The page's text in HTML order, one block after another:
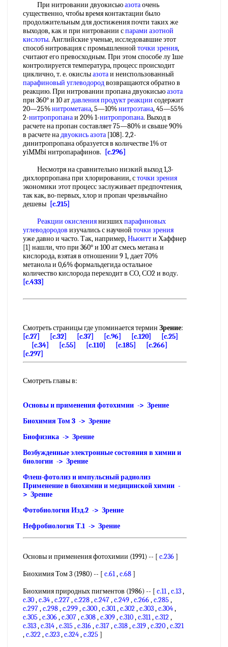
При нитровании двуокисьюазотаочень
существенно, чтобы время контактации было
продолжительным для достижения почти таких же
выходов, как и при нитровании спарами азотной
кислоты. Английские ученые, исследовавшие этот
способ нитровация с промышленной точки зрения,
считают его превосходным. При этом способе лу 1ше
контролируется температура, процесс происходит
циклично, т. е. окислыазотаи неиспользованный
парафиновый углеводородвозвращаются обратно в
реакцию. При нитровании пропана двуокисьюазота
при 360° и 10 атдавленияпродукт реакции содержит
20—25%нитрометана, 5—10%нитроэтана, 45—55%
2-нитропропанаи 20% 1-нитропропана. Выход в
расчете на пропан составляет 75—80% и свыше 90%
в расчете надвуокись азота [108]. 2,2-
динитропропана образуется в количестве 1% от
yiMMbi нитропарафинов.
[c.296]
Несмотря на сравнительно низкий выход 1,3-
дихлорпропана при хлорировании, сточки зрения
экономики этот процесс заслуживает предпочтения,
так как, во-первых, хлор и пропан чрезвычайно
дешевы [c.215]
Реакции окислениянизшихпарафиновых
углеводородов изучались с научной точки зрения
уже давно и часто. Так, например,Ньюитти Хаффнер
[1] нашли, что при 360° и 100 ат смесь метана и
кислорода, взятая в отношении 9 1, дает 70%
метанола и 0,6% формальдегида остальное
количество кислорода переходит в СО, СО2 и воду.
[c.433]
Смотреть страницы где упоминается термин Зрение:
[c.27]
[c.32] [c.37] [c.96] [c.120]
[c.25]
[c.34]
[c.55] [c.110] [c.185]
[c.266]
[c.297]
Смотреть главы в:
Основы и применения фотохимии -> Зрение
Биохимия Том 3 -> Зрение
Биофизика -> Зрение
Возбужденные электронные состояния в химии и
биологии -> Зрение
Флеш-фотолиз и импульсный радиолиз
Применение в биохимии и медицинской химии -
> Зрение
Фотобиология Изд.2 -> Зрение
Нефробиология Т.1 -> Зрение
Основы и применения фотохимии (1991) -- [ c.236]
Биохимия Том 3 (1980) -- [ c.61,c.68]
Биохимия природных пигментов (1986) -- [ c.11,c.13,
c.30,c.34,c.227,c.228,c.247,c.249,c.266,c.285 ,
c.297,c.298,c.299,c.300,c.301,c.302,c.303,c.304,
c.305 ,c.306,c.307,c.308,c.309,c.310,c.311,c.312,
c.313,c.314,c.315 ,c.316,c.317,c.318,c.319,c.320,c.321
,c.322,c.323,c.324,c.325 ]